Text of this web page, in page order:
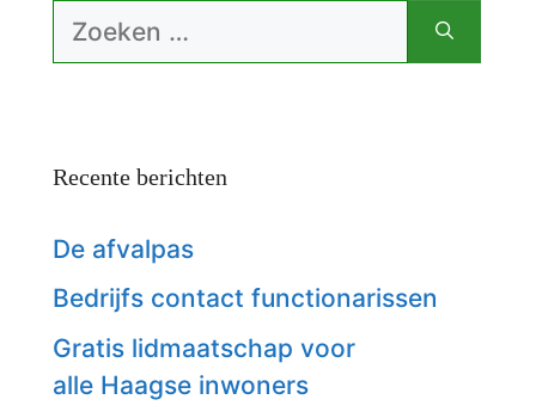
Zoek
Recente berichten
De afvalpas
Bedrijfs contact functionarissen
Gratis lidmaatschap voor
alle Haagse inwoners